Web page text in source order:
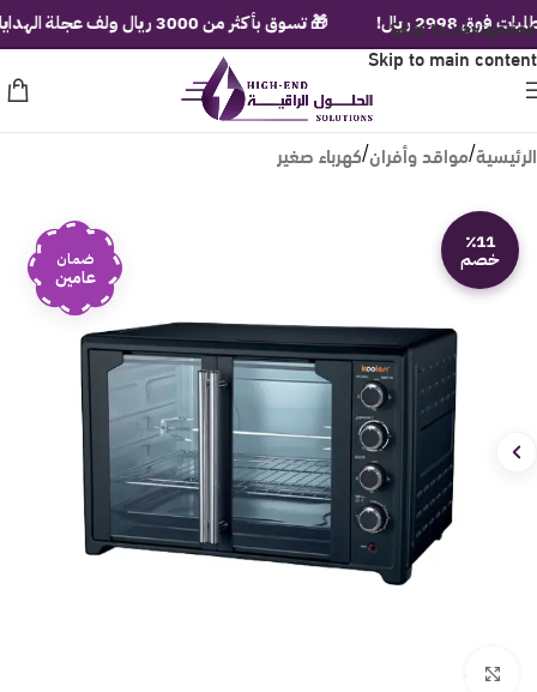
Skip to navigation
Skip to main content
الرئيسية/مواقد وأفران/كهرباء صغير
٪11
خصم ضمان
عامين
🎁 تسوق بأكثر من 3000 ريال ولف عجلة الهدايا الفورية! ريال!